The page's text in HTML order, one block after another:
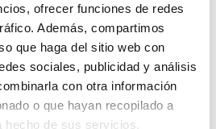
ofrecer funciones de redes
Además, compartimos
que haga del sitio web con
sociales, publicidad y análisis
con otra información
o que hayan recopilado a
hecho de sus servicios.
forro thindulate
comprar